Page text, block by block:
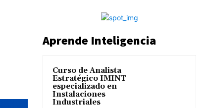
Aprende Inteligencia
Curso de Analista
Estratégico IMINT
especializado en
Instalaciones
Industriales